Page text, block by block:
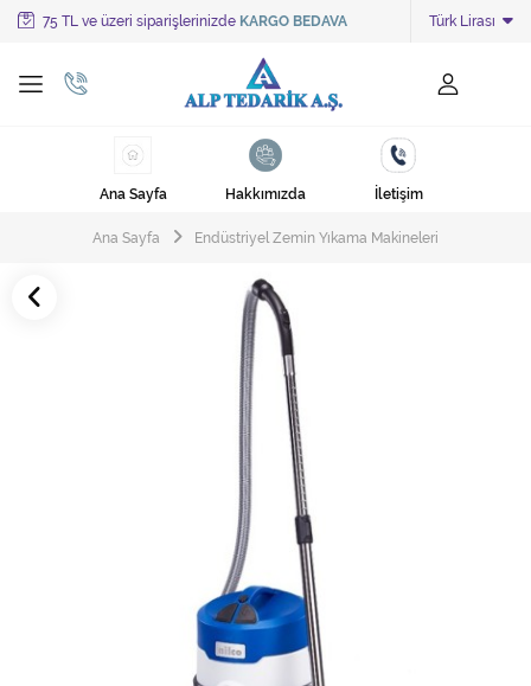
75 TL ve üzeri siparişlerinizde KARGO BEDAVA Türk Lirası
Tüm Kategoriler
Ayakkabı Cila Makineleri
Cila Makineleri
Çöp Kovası
Çöp Torbaları
Endüstriyel Zemin Yıkama Makineleri
Mekanik Dış Alan Süpürücüler
Ana Sayfa Hakkımızda İletişim
Ana Sayfa Endüstriyel Zemin Yıkama Makineleri